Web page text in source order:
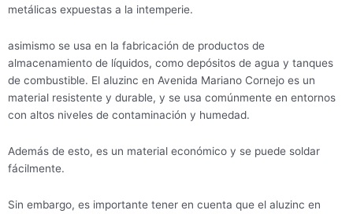
metálicas expuestas a la intemperie.
asimismo se usa en la fabricación de productos de
almacenamiento de líquidos, como depósitos de agua y tanques
de combustible. El aluzinc en Avenida Mariano Cornejo es un
material resistente y durable, y se usa comúnmente en entornos
con altos niveles de contaminación y humedad.
Además de esto, es un material económico y se puede soldar
fácilmente.
Sin embargo, es importante tener en cuenta que el aluzinc en